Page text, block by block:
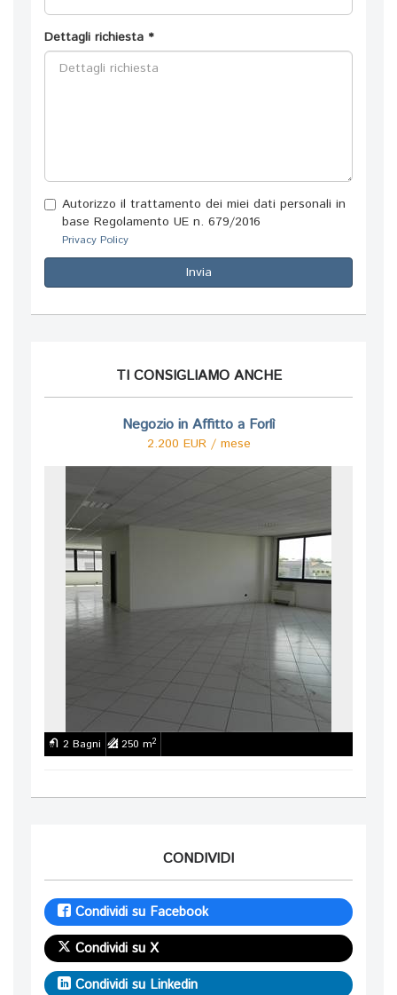
Dettagli richiesta *
Autorizzo il trattamento dei miei dati personali in
base Regolamento UE n. 679/2016
Privacy Policy
Invia
TI CONSIGLIAMO ANCHE
Negozio in Affitto a Forlì
2.200 EUR / mese
2 Bagni 250 m2
CONDIVIDI
Condividi su Facebook
Condividi su X
Condividi su Linkedin